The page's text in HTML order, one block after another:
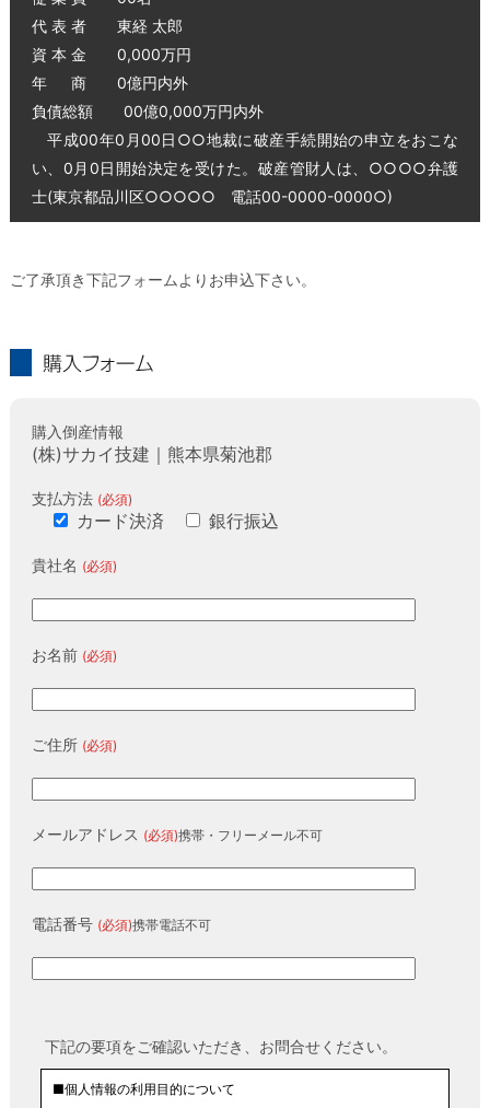
代 表 者 東経 太郎
資 本 金 0,000万円
年 商 0億円内外
負債総額 00億0,000万円内外
平成00年0月00日○○地裁に破産手続開始の申立をおこな
い、0月0日開始決定を受けた。破産管財人は、○○○○弁護
士(東京都品川区○○○○○ 電話00-0000-0000○)
ご了承頂き下記フォームよりお申込下さい。
購入倒産情報
(株)サカイ技建｜熊本県菊池郡
支払方法 (必須)
カード決済 銀行振込
貴社名 (必須)
お名前 (必須)
ご住所 (必須)
メールアドレス (必須)携帯・フリーメール不可
電話番号 (必須)携帯電話不可
下記の要項をご確認いただき、お問合せください。
■個人情報の利用目的について